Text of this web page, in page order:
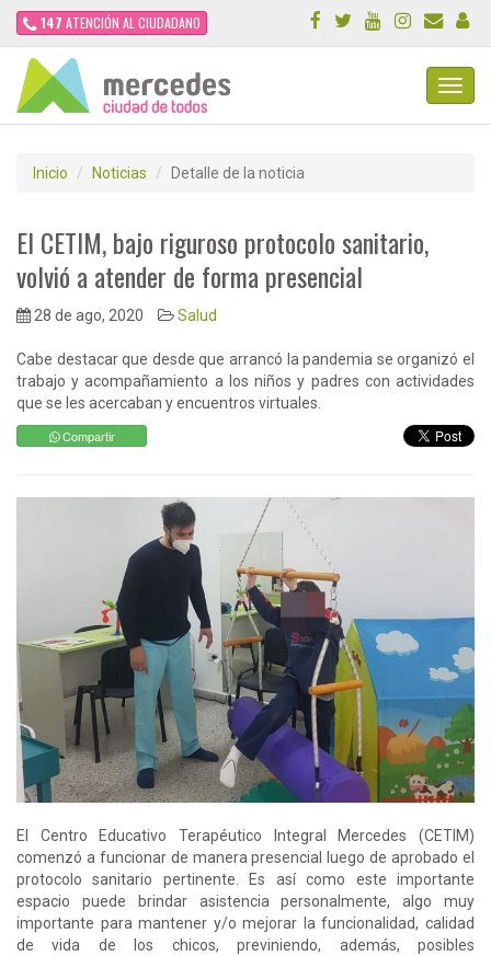
147 ATENCIÓN AL CIUDADANO
Inicio Noticias Detalle de la noticia
El CETIM, bajo riguroso protocolo sanitario,
volvió a atender de forma presencial
28 de ago, 2020 Salud
Cabe destacar que desde que arrancó la pandemia se organizó el
trabajo y acompañamiento a los niños y padres con actividades
que se les acercaban y encuentros virtuales.
Compartir
El Centro Educativo Terapéutico Integral Mercedes (CETIM)
comenzó a funcionar de manera presencial luego de aprobado el
protocolo sanitario pertinente. Es así como este importante
espacio puede brindar asistencia personalmente, algo muy
importante para mantener y/o mejorar la funcionalidad, calidad
de vida de los chicos, previniendo, además, posibles